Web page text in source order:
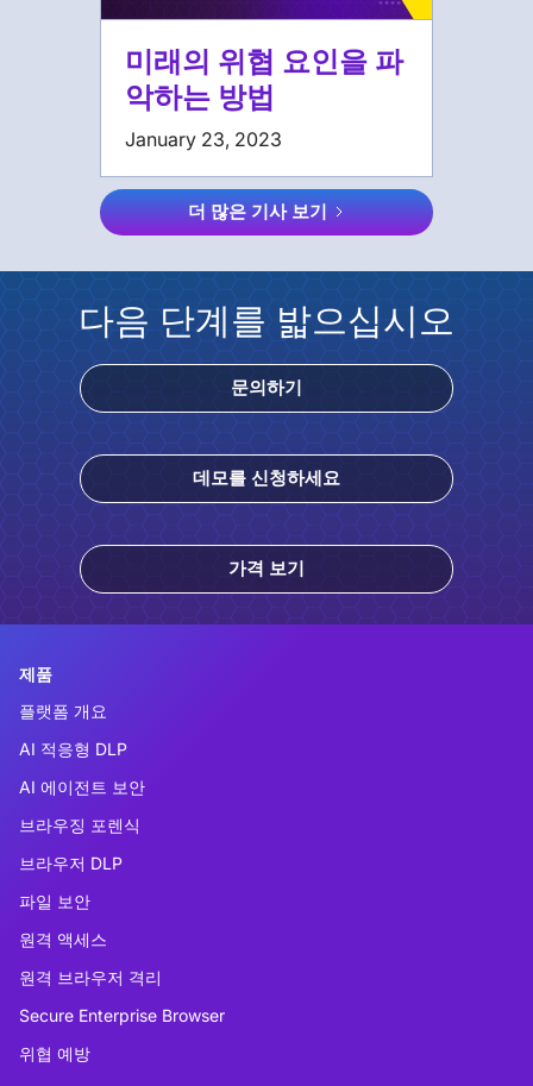
미래의 위협 요인을 파
악하는 방법
January 23, 2023
더 많은 기사 보기
다음 단계를 밟으십시오
문의하기
데모를 신청하세요
가격 보기
제품
플랫폼 개요
AI 적응형 DLP
AI 에이전트 보안
브라우징 포렌식
브라우저 DLP
파일 보안
원격 액세스
원격 브라우저 격리
Secure Enterprise Browser
위협 예방